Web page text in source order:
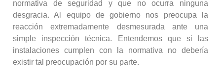
normativa de seguridad y que no ocurra ninguna
desgracia. Al equipo de gobierno nos preocupa la
reacción extremadamente desmesurada ante una
simple inspección técnica. Entendemos que si las
instalaciones cumplen con la normativa no debería
existir tal preocupación por su parte.